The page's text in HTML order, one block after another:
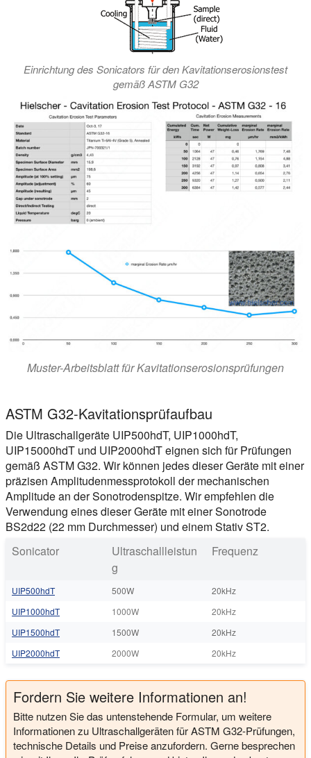
Einrichtung des Sonicators für den Kavitationserosionstest
gemäß ASTM G32
Muster-Arbeitsblatt für Kavitationserosionsprüfungen
ASTM G32-Kavitationsprüfaufbau
Die Ultraschallgeräte UIP500hdT, UIP1000hdT,
UIP15000hdT und UIP2000hdT eignen sich für Prüfungen
gemäß ASTM G32. Wir können jedes dieser Geräte mit einer
präzisen Amplitudenmessprotokoll der mechanischen
Amplitude an der Sonotrodenspitze. Wir empfehlen die
Verwendung eines dieser Geräte mit einer Sonotrode
BS2d22 (22 mm Durchmesser) und einem Stativ ST2.
Sonicator
Ultraschallleistun
g
Frequenz
UIP500hdT 500W
20kHz
UIP1000hdT
1000W
20kHz
UIP1500hdT
1500W
20kHz
UIP2000hdT
2000W 20kHz
Fordern Sie weitere Informationen an!
Bitte nutzen Sie das untenstehende Formular, um weitere
Informationen zu Ultraschallgeräten für ASTM G32-Prüfungen,
technische Details und Preise anzufordern. Gerne besprechen